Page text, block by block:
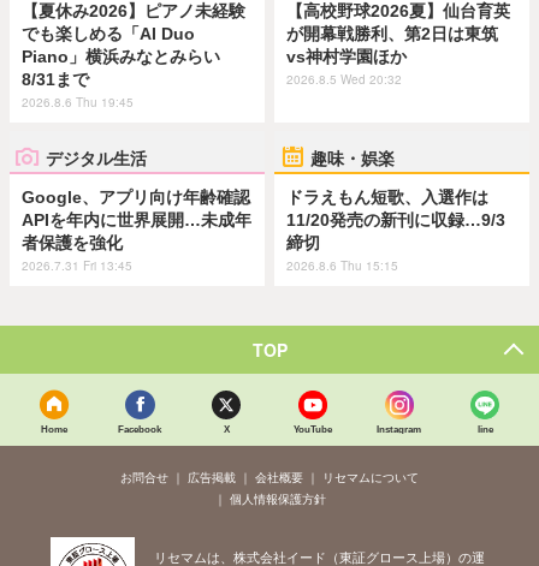
【夏休み2026】ピアノ未経験
でも楽しめる「AI Duo
Piano」横浜みなとみらい
8/31まで
2026.8.6 Thu 19:45
【高校野球2026夏】仙台育英
が開幕戦勝利、第2日は東筑
vs神村学園ほか
2026.8.5 Wed 20:32
デジタル生活
Google、アプリ向け年齢確認
APIを年内に世界展開…未成年
者保護を強化
2026.7.31 Fri 13:45
趣味・娯楽
ドラえもん短歌、入選作は
11/20発売の新刊に収録…9/3
締切
2026.8.6 Thu 15:15
TOP
Home Facebook X YouTube Instagram line
お問合せ 広告掲載 会社概要
リセマムについて
個人情報保護方針
リセマムは、株式会社イード（東証グロース上場）の運